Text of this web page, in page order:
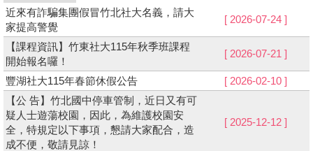
志工與社團
Q&A
文件下載
相關連結
活動花絮
近來有詐騙集團假冒竹北社大名義，請大
家提高警覺
[ 2026-07-24 ]
【課程資訊】竹東社大115年秋季班課程
開始報名囉！
[ 2026-07-21 ]
豐湖社大115年春節休假公告
[ 2026-02-10 ]
【公 告】竹北國中停車管制，近日又有可
疑人士遊蕩校園，因此，為維護校園安
全，特規定以下事項，懇請大家配合，造
成不便，敬請見諒！
[ 2025-12-12 ]